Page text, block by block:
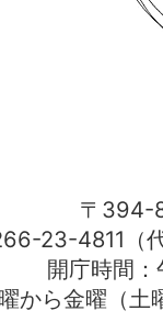
〒394-
23-4811
開庁時間
から金曜（土